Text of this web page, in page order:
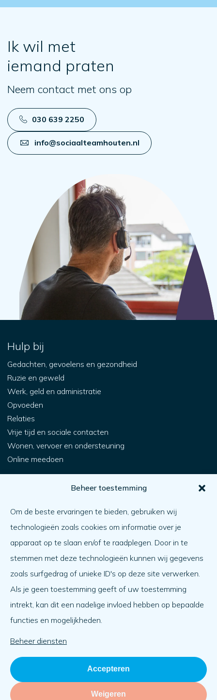
Beheer toestemming
Om de beste ervaringen te bieden, gebruiken wij
technologieën zoals cookies om informatie over je
apparaat op te slaan en/of te raadplegen. Door in te
stemmen met deze technologieën kunnen wij gegevens
zoals surfgedrag of unieke ID's op deze site verwerken.
Als je geen toestemming geeft of uw toestemming
intrekt, kan dit een nadelige invloed hebben op bepaalde
functies en mogelijkheden.
Beheer diensten
Accepteren
Weigeren
Ik wil met
iemand praten
Neem contact met ons op
030 639 2250
info@sociaalteamhouten.nl
Hulp bij
Gedachten, gevoelens en gezondheid
Ruzie en geweld
Werk, geld en administratie
Opvoeden
Relaties
Vrije tijd en sociale contacten
Wonen, vervoer en ondersteuning
Online meedoen
Wat er speelt
Agenda
Over ons
Over ons
Werken bij
Team